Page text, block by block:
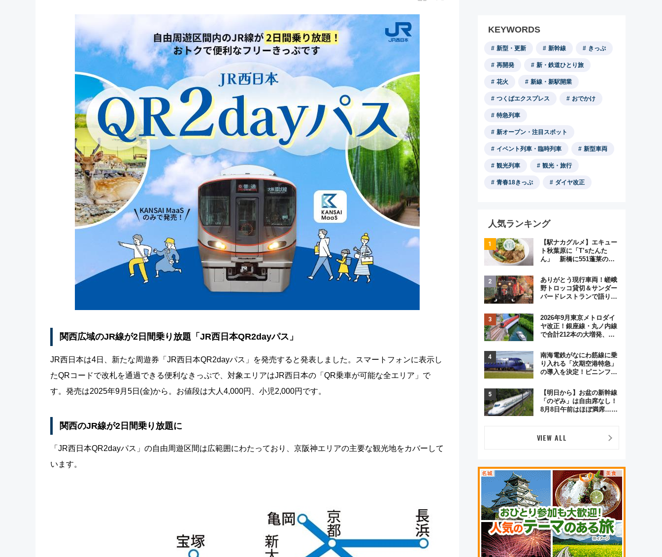
関西広域のJR線が2日間乗り放題「JR西日本QR2dayパス」
JR西日本は4日、新たな周遊券「JR西日本QR2dayパス」を発売すると発表しました。スマートフォンに表示し
たQRコードで改札を通過できる便利なきっぷで、対象エリアはJR西日本の「QR乗車が可能な全エリア」で
す。発売は2025年9月5日(金)から。お値段は大人4,000円、小児2,000円です。
関西のJR線が2日間乗り放題に
「JR西日本QR2dayパス」の自由周遊区間は広範囲にわたっており、京阪神エリアの主要な観光地をカバーして
います。
KEYWORDS
新型・更新 新幹線 きっぷ
再開発 新・鉄道ひとり旅
花火 新線・新駅開業
つくばエクスプレス おでかけ
特急列車
新オープン・注目スポット
イベント列車・臨時列車 新型車両
観光列車 観光・旅行
青春18きっぷ ダイヤ改正
人気ランキング
【駅ナカグルメ】エキュー
ト秋葉原に「T’sたんた
ん」 新橋に551蓬莱の
オムライス専門店「肉とた
まご」新グルメ続々登場！
【2026年8月】
ありがとう現行車両！嵯峨
野トロッコ貸切＆サンダー
バードレストランで語り合
原トシヒロと行く！9月13
日「京都の鉄道満喫ツア
ー」開催
2026年9月東京メトロダイ
ヤ改正！銀座線・丸ノ内線
で合計212本の大増発、混
南海電鉄がなにわ筋線に乗
り入れる「次期空港特急」
の導入を決定！ピニンファ
デザイン
【明日から】お盆の新幹線
「のぞみ」は自由席なし！
8月8日午前はほぼ満席…で
「空席」探しのコツ
VIEW ALL